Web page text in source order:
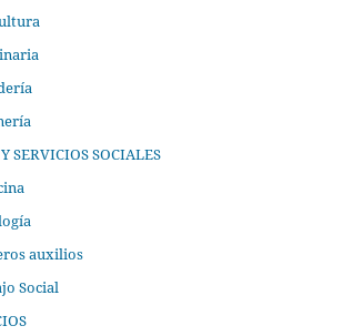
SERVICIOS SOCIALES
auxilios
Social